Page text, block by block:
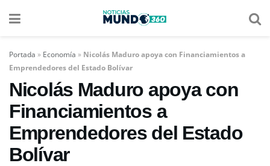
Portada » Economía » Nicolás Maduro apoya con Financiamientos a
Emprendedores del Estado Bolívar
Nicolás Maduro apoya con
Financiamientos a
Emprendedores del Estado
Bolívar